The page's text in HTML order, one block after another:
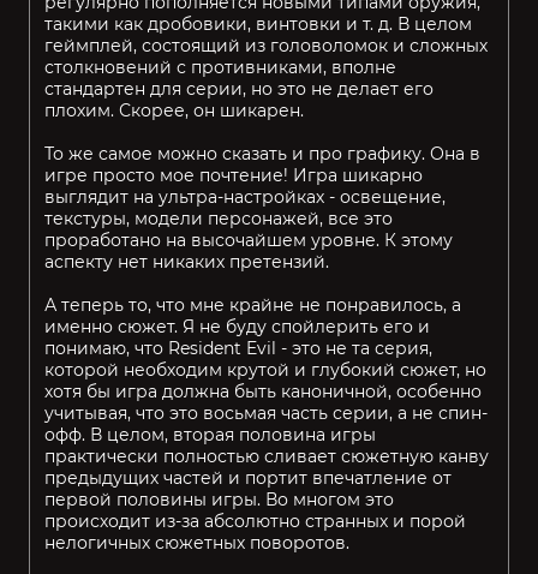
такими как дробовики, винтовки и т. д. В целом
геймплей, состоящий из головоломок и сложных
столкновений с противниками, вполне
стандартен для серии, но это не делает его
плохим. Скорее, он шикарен.
То же самое можно сказать и про графику. Она в
игре просто мое почтение! Игра шикарно
выглядит на ультра-настройках - освещение,
текстуры, модели персонажей, все это
проработано на высочайшем уровне. К этому
аспекту нет никаких претензий.
А теперь то, что мне крайне не понравилось, а
именно сюжет. Я не буду спойлерить его и
понимаю, что Resident Evil - это не та серия,
которой необходим крутой и глубокий сюжет, но
хотя бы игра должна быть каноничной, особенно
учитывая, что это восьмая часть серии, а не спин-
офф. В целом, вторая половина игры
практически полностью сливает сюжетную канву
предыдущих частей и портит впечатление от
первой половины игры. Во многом это
происходит из-за абсолютно странных и порой
нелогичных сюжетных поворотов.